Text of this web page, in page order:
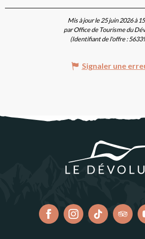
Mis à jour le 25 juin 2026 à
par Office de Tourisme du
(Identifiant de l'offre :
Signaler une